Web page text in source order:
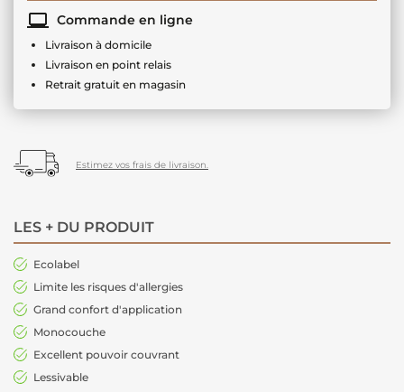
Commande en ligne
Livraison à domicile
Livraison en point relais
Retrait gratuit en magasin
Estimez vos frais de livraison.
LES + DU PRODUIT
Ecolabel
Limite les risques d'allergies
Grand confort d'application
Monocouche
Excellent pouvoir couvrant
Lessivable